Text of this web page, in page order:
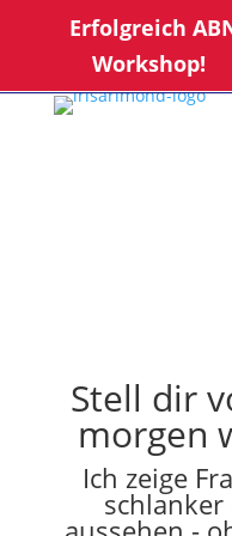
Erfolgreich
Workshop!
Stell dir
morgen
Ich zeige